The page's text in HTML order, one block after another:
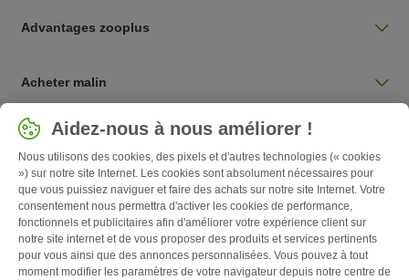
Advantages zooplus
Acheter malin
Sélectionnez votre pays
Belgique / BE
Follow zooplus
Aidez-nous à nous améliorer !
Nous utilisons des cookies, des pixels et d'autres technologies (« cookies
») sur notre site Internet. Les cookies sont absolument nécessaires pour
que vous puissiez naviguer et faire des achats sur notre site Internet. Votre
consentement nous permettra d'activer les cookies de performance,
fonctionnels et publicitaires afin d'améliorer votre expérience client sur
notre site internet et de vous proposer des produits et services pertinents
pour vous ainsi que des annonces personnalisées. Vous pouvez à tout
moment modifier les paramètres de votre navigateur depuis notre centre de